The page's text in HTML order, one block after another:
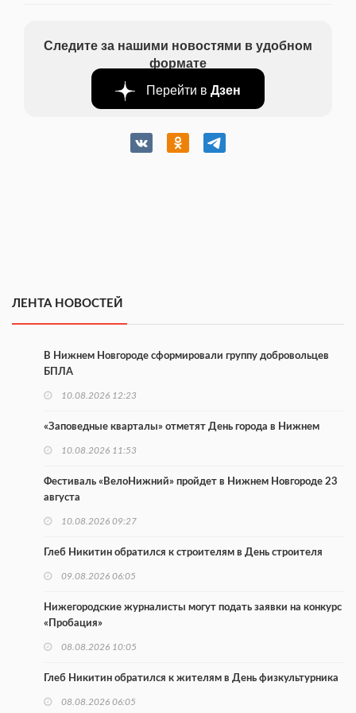
Следите за нашими новостями в удобном
формате
Перейти в Дзен
ЛЕНТА НОВОСТЕЙ
В Нижнем Новгороде сформировали группу добровольцев
БПЛА
10.08.2026 12:23
«Заповедные кварталы» отметят День города в Нижнем
10.08.2026 11:53
Фестиваль «ВелоНижний» пройдет в Нижнем Новгороде 23
августа
10.08.2026 09:27
Глеб Никитин обратился к строителям в День строителя
09.08.2026 06:05
Нижегородские журналисты могут подать заявки на конкурс
«Пробация»
08.08.2026 10:05
Глеб Никитин обратился к жителям в День физкультурника
08.08.2026 06:05